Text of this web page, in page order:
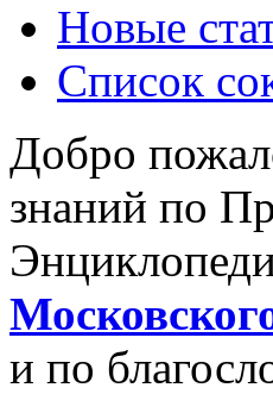
Новые
Список
Добро
знаний по
и по